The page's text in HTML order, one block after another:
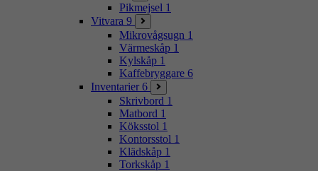
Pikmejsel 1
Vitvara 9
Mikrovågsugn 1
Värmeskåp 1
Kylskåp 1
Kaffebryggare 6
Inventarier 6
Skrivbord 1
Matbord 1
Köksstol 1
Kontorsstol 1
Klädskåp 1
Torkskåp 1